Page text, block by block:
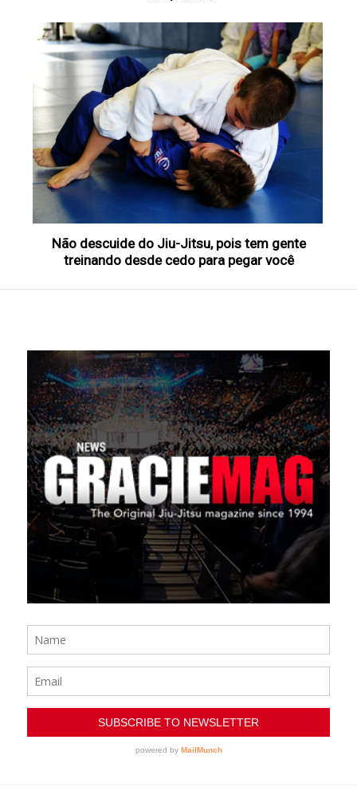
Não descuide do Jiu-Jitsu, pois tem gente
treinando desde cedo para pegar você